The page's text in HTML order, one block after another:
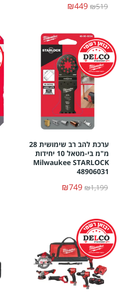
₪519
₪449
ערכת להב רב שימושית 28
מ"מ בי-מטאל 10 יחידות
Milwaukee STARLOCK
48906031
₪1,199
₪749